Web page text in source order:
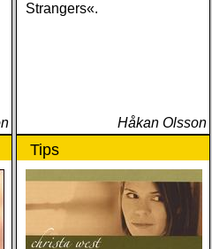
Strangers«.
Håkan Olsson
Tips